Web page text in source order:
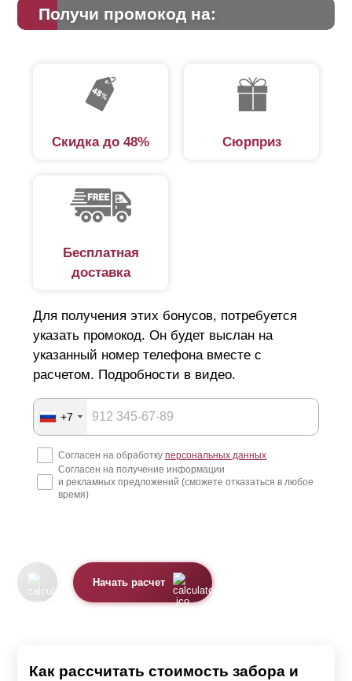
Получи промокод на:
Скидка до 48% Сюрприз
Бесплатная
доставка
Для получения этих бонусов, потребуется
указать промокод. Он будет выслан на
указанный номер телефона вместе с
расчетом. Подробности в видео.
+7
Согласен на обработку персональных данных
Согласен на получение информации
и рекламных предложений (сможете отказаться в любое
время)
Начать расчет
Как рассчитать стоимость забора и